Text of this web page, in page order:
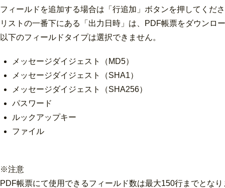
フィールドを追加する場合は「行追加」ボタンを押してくだ
リストの一番下にある「出力日時」は、PDF帳票をダウンロ
以下のフィールドタイプは選択できません。
メッセージダイジェスト（MD5）
メッセージダイジェスト（SHA1）
メッセージダイジェスト（SHA256）
パスワード
ルックアップキー
ファイル
※注意
PDF帳票にて使用できるフィールド数は最大150行までとなり